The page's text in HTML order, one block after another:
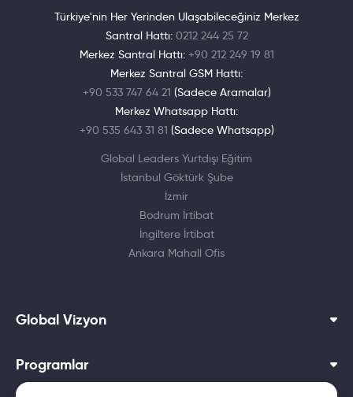
Türkiye'nin Her Yerinden Ulaşabileceğiniz Merkez
Santral Hattı: 0212 244 25 72
Merkez Santral Hattı: +90 212 249 19 81
Merkez Santral GSM Hattı:
+90 533 747 64 21 (Sadece Aramalar)
Merkez Whatsapp Hattı:
+90 535 643 31 81 (Sadece Whatsapp)
Global Leaders Yurtdışı Eğitim
İstanbul Göktürk Şube
İzmir
Bodrum İrtibat
İngiltere İrtibat
Ankara Mahall Ofis
Global Vizyon
Programlar